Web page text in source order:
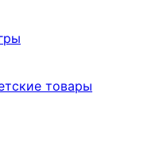
товары